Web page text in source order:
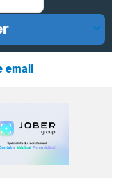
email